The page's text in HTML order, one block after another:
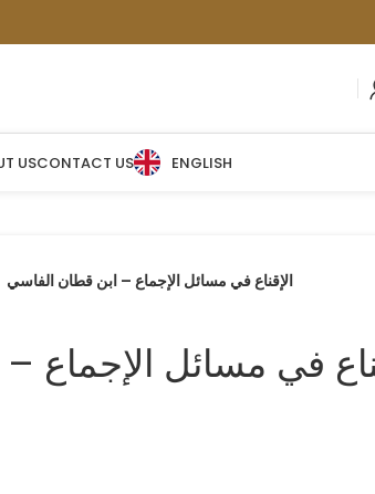
USCONTACT US ENGLISH
الإقناع في مسائل الإجماع – ابن قطان الفاسي
في مسائل الإجماع